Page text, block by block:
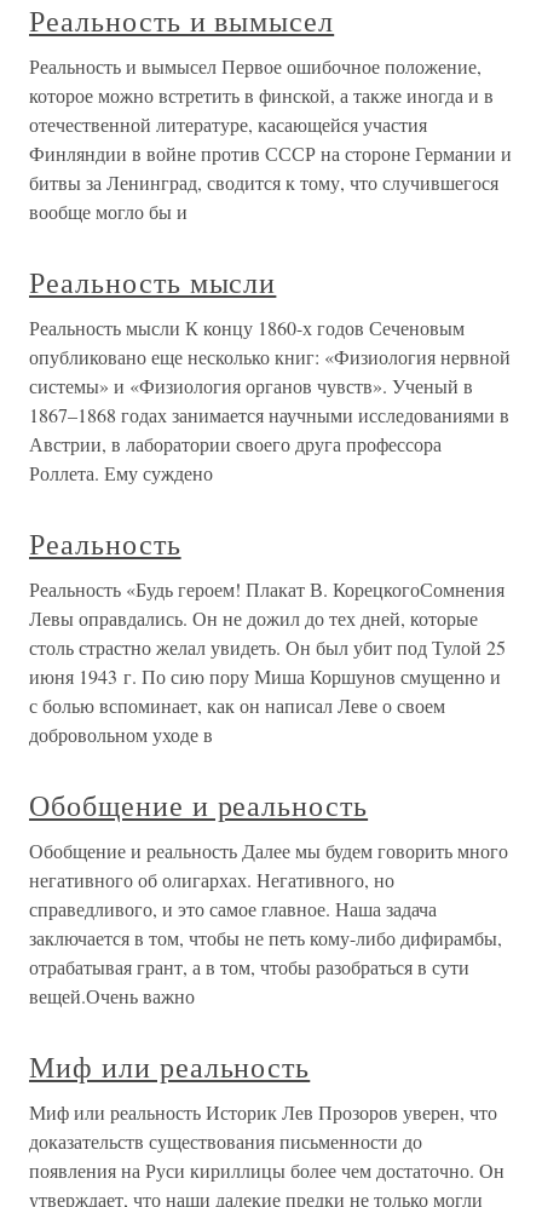
Реальность и вымысел
Реальность и вымысел Первое ошибочное положение,
которое можно встретить в финской, а также иногда и в
отечественной литературе, касающейся участия
Финляндии в войне против СССР на стороне Германии и
битвы за Ленинград, сводится к тому, что случившегося
вообще могло бы и
Реальность мысли
Реальность мысли К концу 1860-х годов Сеченовым
опубликовано еще несколько книг: «Физиология нервной
системы» и «Физиология органов чувств». Ученый в
1867–1868 годах занимается научными исследованиями в
Австрии, в лаборатории своего друга профессора
Роллета. Ему суждено
Реальность
Реальность «Будь героем! Плакат В. КорецкогоСомнения
Левы оправдались. Он не дожил до тех дней, которые
столь страстно желал увидеть. Он был убит под Тулой 25
июня 1943 г. По сию пору Миша Коршунов смущенно и
с болью вспоминает, как он написал Леве о своем
добровольном уходе в
Обобщение и реальность
Обобщение и реальность Далее мы будем говорить много
негативного об олигархах. Негативного, но
справедливого, и это самое главное. Наша задача
заключается в том, чтобы не петь кому-либо дифирамбы,
отрабатывая грант, а в том, чтобы разобраться в сути
вещей.Очень важно
Миф или реальность
Миф или реальность Историк Лев Прозоров уверен, что
доказательств существования письменности до
появления на Руси кириллицы более чем достаточно. Он
утверждает, что наши далекие предки не только могли